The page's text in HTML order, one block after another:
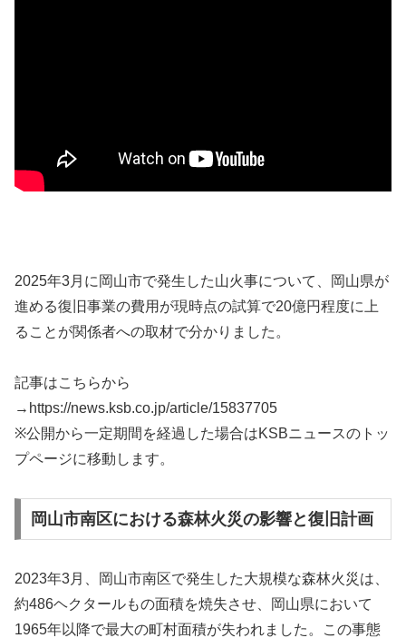
2025年3月に岡山市で発生した山火事について、岡山県が
進める復旧事業の費用が現時点の試算で20億円程度に上
ることが関係者への取材で分かりました。
記事はこちらから
→https://news.ksb.co.jp/article/15837705
※公開から一定期間を経過した場合はKSBニュースのトッ
プページに移動します。
岡山市南区における森林火災の影響と復旧計画
2023年3月、岡山市南区で発生した大規模な森林火災は、
約486ヘクタールもの面積を焼失させ、岡山県において
1965年以降で最大の町村面積が失われました。この事態